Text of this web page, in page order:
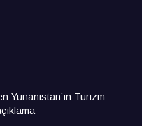
Yunanistan’ın Turizm